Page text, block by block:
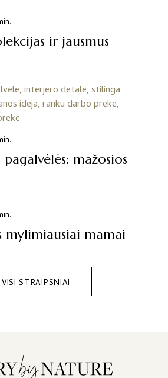
ir jausmus
mažosios
mylimiausiai mamai
VISI STRAIPSNIAI